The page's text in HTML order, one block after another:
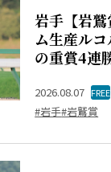
岩手【岩
ム生産ル
の重賞4連
2026.08.07 FREE
#岩手#岩鷲賞